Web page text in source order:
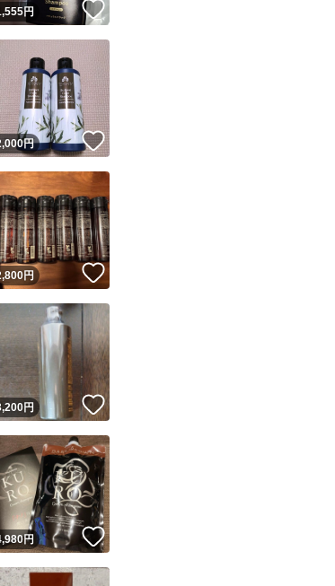
のユーザーは高頻度で24時間以内に発送しています
のユーザーは設定した発送日数内に発送しています
ね！
円
！
円 いいね！
！
円 いいね！
ね！
円 いいね！
ね！
円 いいね！